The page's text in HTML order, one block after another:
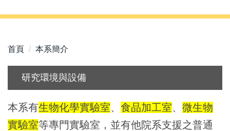
首頁 本系簡介
研究環境與設備
本系有生物化學實驗室、 食品加工室、 微生物
實驗室等專門實驗室，並有他院系支援之普通